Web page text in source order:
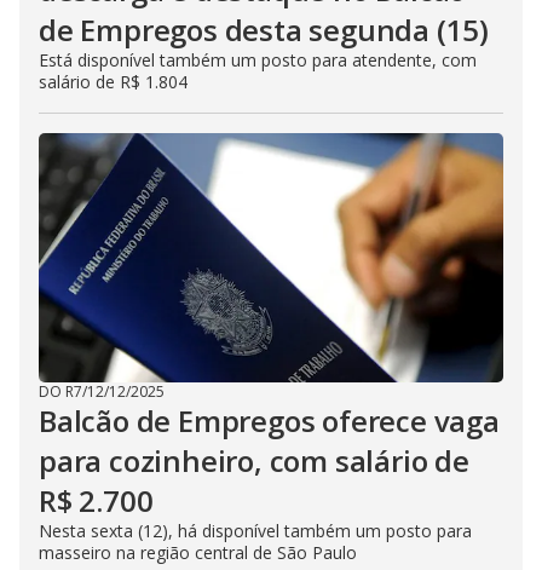
de Empregos desta segunda (15)
Está disponível também um posto para atendente, com
salário de R$ 1.804
DO R7/12/12/2025
Balcão de Empregos oferece vaga
para cozinheiro, com salário de
R$ 2.700
Nesta sexta (12), há disponível também um posto para
masseiro na região central de São Paulo